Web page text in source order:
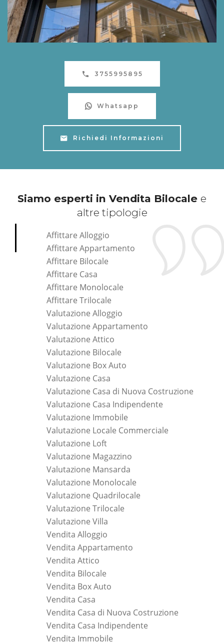
3755995895
Whatsapp
Richiedi Informazioni
Siamo esperti in Vendita Bilocale e
altre tipologie
Affittare Alloggio
Affittare Appartamento
Affittare Bilocale
Affittare Casa
Affittare Monolocale
Affittare Trilocale
Valutazione Alloggio
Valutazione Appartamento
Valutazione Attico
Valutazione Bilocale
Valutazione Box Auto
Valutazione Casa
Valutazione Casa di Nuova Costruzione
Valutazione Casa Indipendente
Valutazione Immobile
Valutazione Locale Commerciale
Valutazione Loft
Valutazione Magazzino
Valutazione Mansarda
Valutazione Monolocale
Valutazione Quadrilocale
Valutazione Trilocale
Valutazione Villa
Vendita Alloggio
Vendita Appartamento
Vendita Attico
Vendita Bilocale
Vendita Box Auto
Vendita Casa
Vendita Casa di Nuova Costruzione
Vendita Casa Indipendente
Vendita Immobile